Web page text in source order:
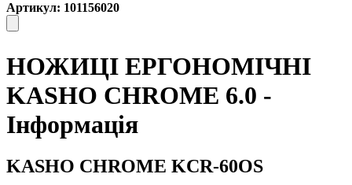
Артикул: 101156020
НОЖИЦІ ЕРГОНОМІЧНІ
KASHO CHROME 6.0 -
Інформація
KASHO CHROME KCR-60OS